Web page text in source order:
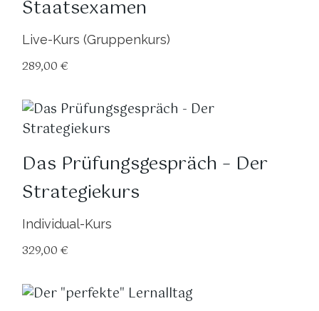
Staatsexamen
Live-Kurs (Gruppenkurs)
289,00€
Das Prüfungsgespräch – Der
Strategiekurs
Individual-Kurs
329,00€